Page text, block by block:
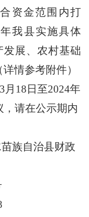
资金范围内打
年我县实施具体
发展、农村基础
详情参考附件）
3月 18 日至2024年
，请在公示期内
族自治县财政